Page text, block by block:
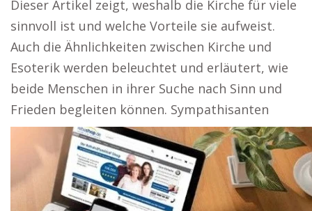
Dieser Artikel zeigt, weshalb die Kirche für viele
sinnvoll ist und welche Vorteile sie aufweist.
Auch die Ähnlichkeiten zwischen Kirche und
Esoterik werden beleuchtet und erläutert, wie
beide Menschen in ihrer Suche nach Sinn und
Frieden begleiten können. Sympathisanten